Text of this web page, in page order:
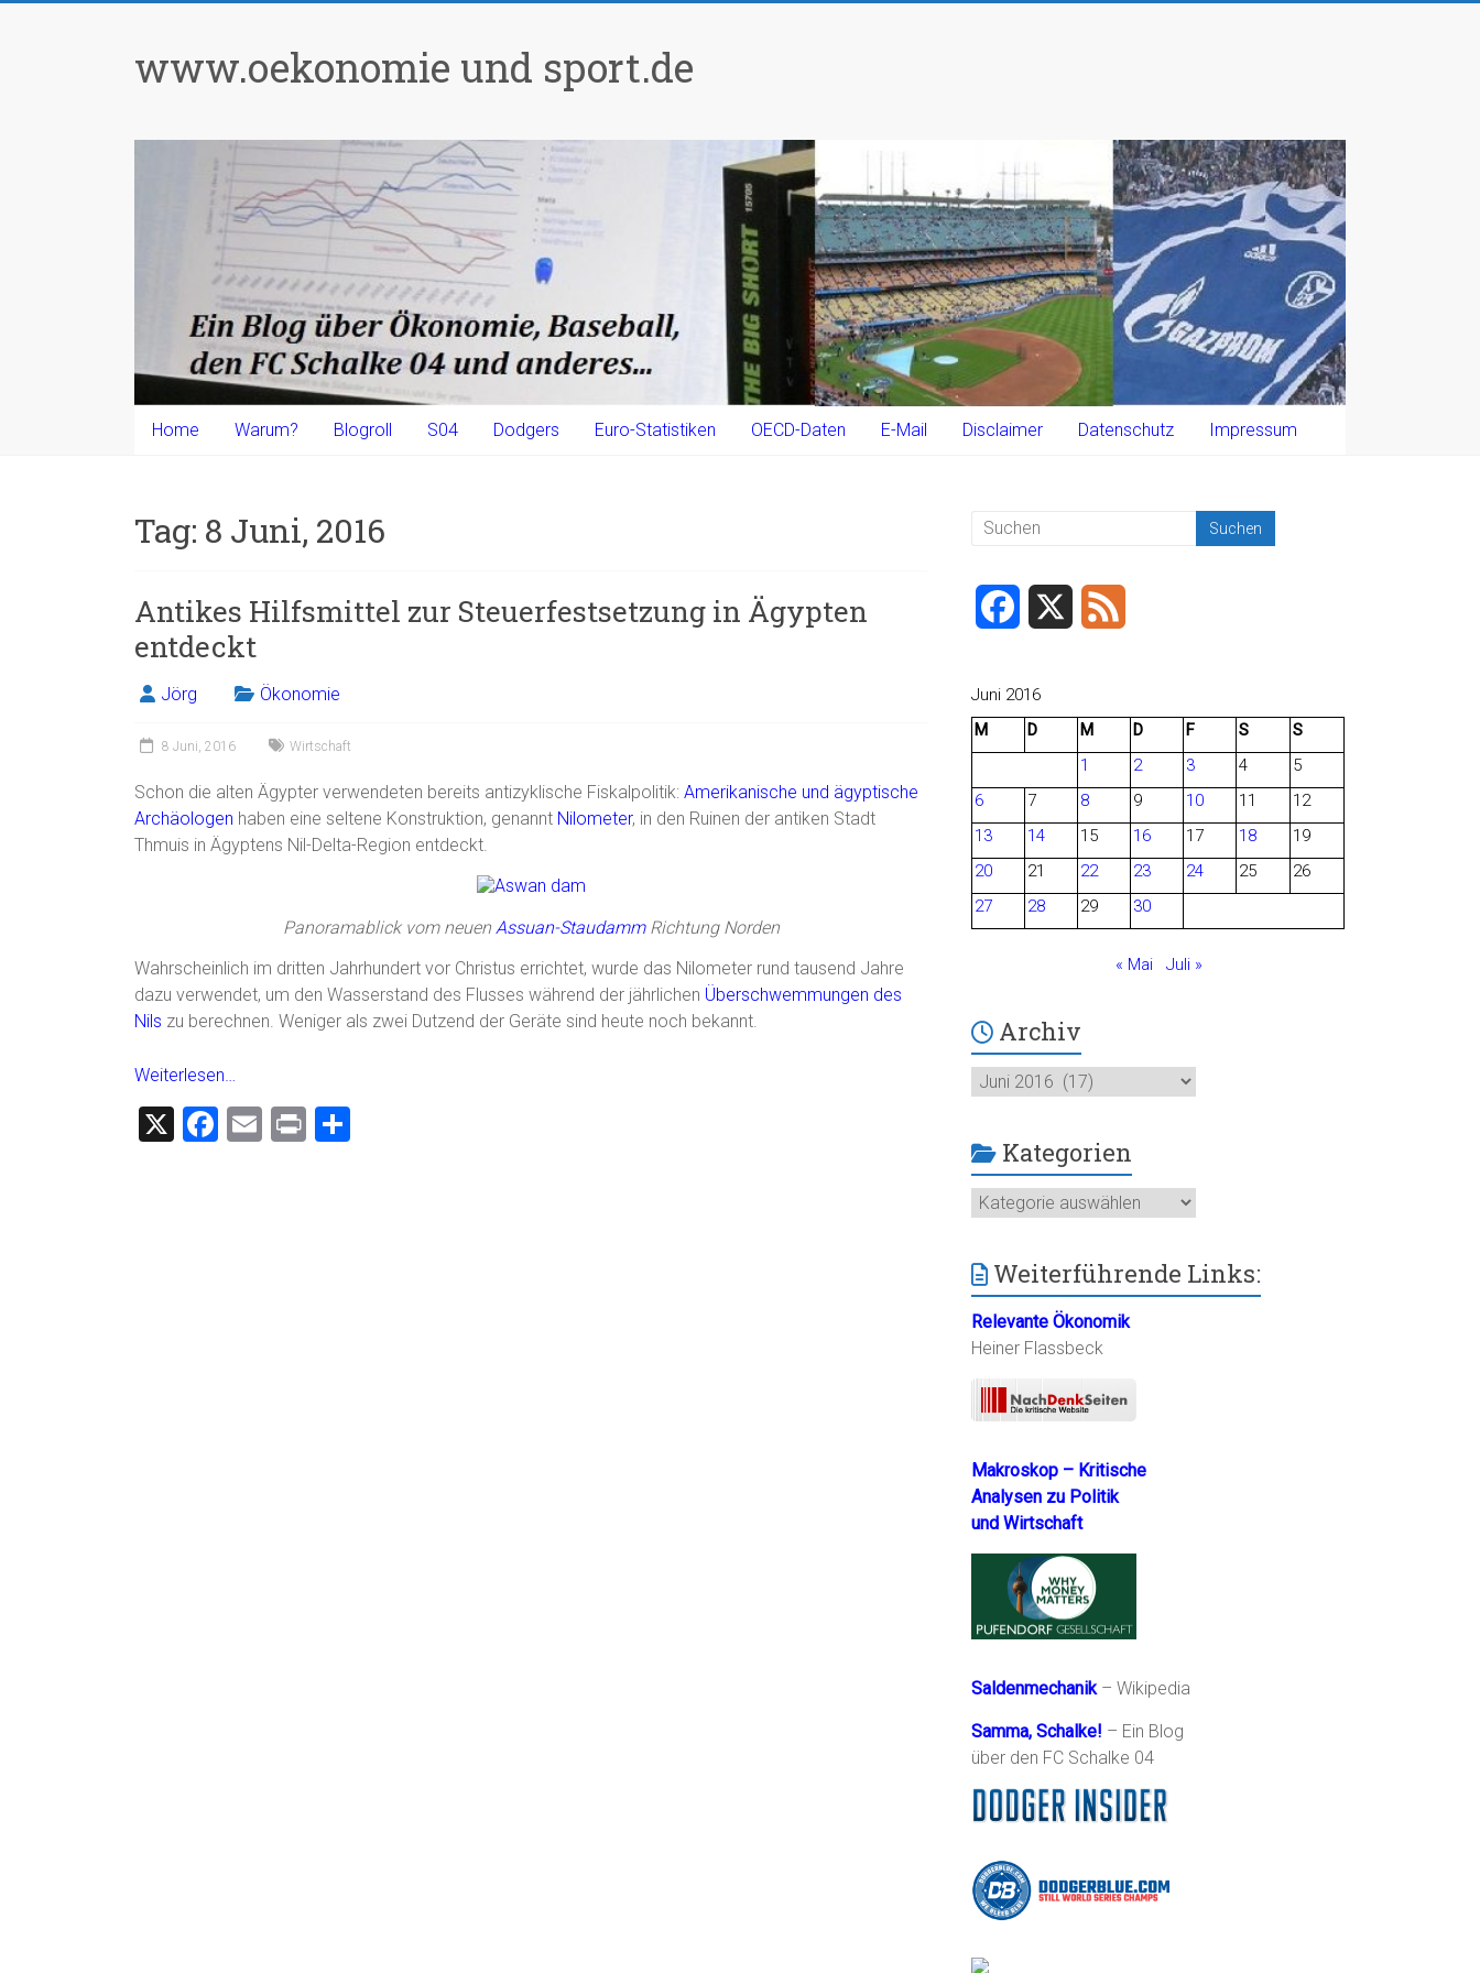
www.oekonomie und sport.de
Home Warum? Blogroll S04 Dodgers Euro-Statistiken OECD-Daten E-Mail Disclaimer Datenschutz Impressum
Tag: 8 Juni, 2016
Antikes Hilfsmittel zur Steuerfestsetzung in Ägypten
entdeckt
Jörg Ökonomie
8 Juni, 2016 Wirtschaft
Schon die alten Ägypter verwendeten bereits antizyklische Fiskalpolitik: Amerikanische und ägyptische
Archäologen haben eine seltene Konstruktion, genannt Nilometer, in den Ruinen der antiken Stadt
Thmuis in Ägyptens Nil-Delta-Region entdeckt.
Panoramablick vom neuen Assuan-StaudammRichtung Norden
Wahrscheinlich im dritten Jahrhundert vor Christus errichtet, wurde das Nilometer rund tausend Jahre
dazu verwendet, um den Wasserstand des Flusses während der jährlichen Überschwemmungen des
Nils zu berechnen. Weniger als zwei Dutzend der Geräte sind heute noch bekannt.
Weiterlesen…
X
F
E
Pr
c
e
o
o
k
d
Juni 2016
M
D M D F S
S
1
2 3 4
5
6
7 8 9 10 11
12
13
14 15 16 17 18
19
20
21 22 23 24 25
26
27
28 29 30
« Mai Juli »
Archiv
Archiv
Kategorien
Kategorien
Weiterführende Links:
Relevante Ökonomik
Heiner Flassbeck
Makroskop – Kritische
Analysen zu Politik
und Wirtschaft
Saldenmechanik– Wikipedia
Samma, Schalke! – Ein Blog
über den FC Schalke 04